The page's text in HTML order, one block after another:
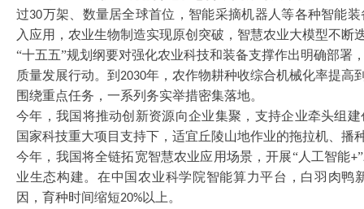
过30万架、数量居全球首位，智能采摘机器人等各种智能
入应用，农业生物制造实现原创突破，智慧农业大模型不断
“十五五”规划纲要对强化农业科技和装备支撑作出明确部署
质量发展行动。到 2030年，农作物耕种收综合机械化率提高
围绕重点任务，一系列务实举措密集落地。
今年，我国将推动创新资源向企业集聚，支持企业牵头组
国家科技重大项目支持下，适宜丘陵山地作业的拖拉机、播
今年，我国将全链拓宽智慧农业应用场景，开展“人工智能+
业生态构建。在中国农业科学院智能算力平台，白羽肉鸭
因，育种时间缩短20%以上。